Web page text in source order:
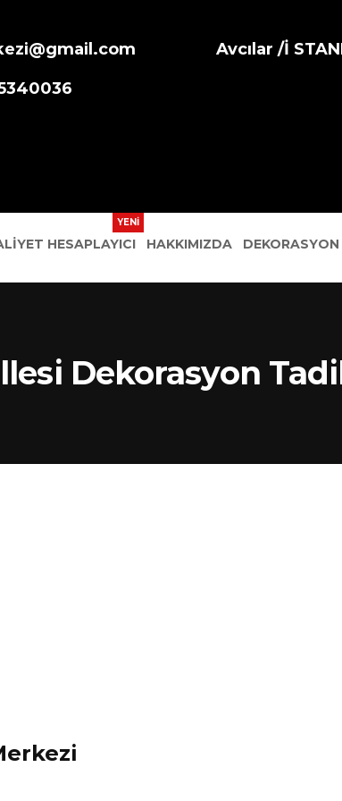
Avcılar /İ
HESAPLAYICI HAKKIMIZDA
Dekorasyon